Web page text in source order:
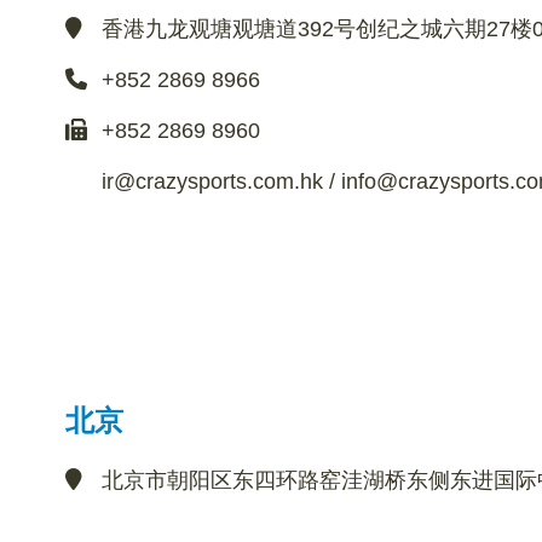
香港九龙观塘观塘道392号创纪之城六期27楼
+852 2869 8966
+852 2869 8960
ir@crazysports.com.hk/
北京
北京市朝阳区东四环路窑洼湖桥东侧东进国